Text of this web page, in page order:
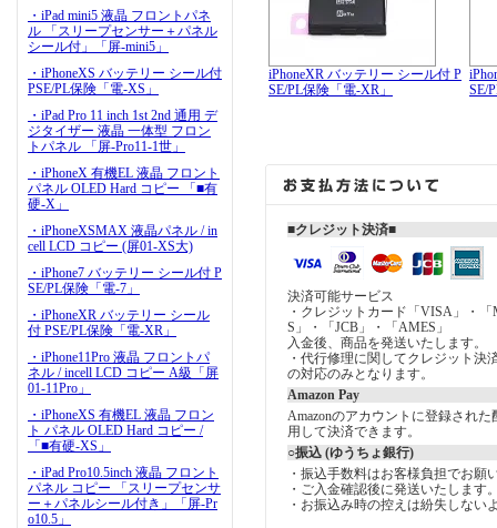
・iPad mini5 液晶 フロントパネ
ル 「スリープセンサー＋パネル
シール付」「屏-mini5」
・iPhoneXS バッテリー シール付
PSE/PL保険「電-XS」
・iPad Pro 11 inch 1st 2nd 通用 デ
ジタイザー 液晶 一体型 フロン
トパネル 「屏-Pro11-1世」
・iPhoneX 有機EL 液晶 フロント
パネル OLED Hard コピー 「■有
硬-X」
・iPhoneXSMAX 液晶パネル / in
cell LCD コピー (屏01-XS大)
・iPhone7 バッテリー シール付 P
SE/PL保険「電-7」
・iPhoneXR バッテリー シール
付 PSE/PL保険「電-XR」
・iPhone11Pro 液晶 フロントパ
ネル / incell LCD コピー A級「屏
01-11Pro」
・iPhoneXS 有機EL 液晶 フロン
ト パネル OLED Hard コピー /
「■有硬-XS」
・iPad Pro10.5inch 液晶 フロント
パネル コピー 「スリープセンサ
ー＋パネルシール付き」「屏-Pr
o10.5」
iPhoneXR バッテリー シール付 P
SE/PL保険「電-XR」
SE/
■クレジット決済■
決済可能サービス
・クレジットカード「VISA」・「
S」・「JCB」・「AMES」
入金後、商品を発送いたします。
・代行修理に関してクレジット決
の対応のみとなります。
Amazon Pay
Amazonのアカウントに登録され
用して決済できます。
○振込 (ゆうちょ銀行)
・振込手数料はお客様負担でお願
・ご入金確認後に発送いたします
・お振込み時の控えは紛失しない